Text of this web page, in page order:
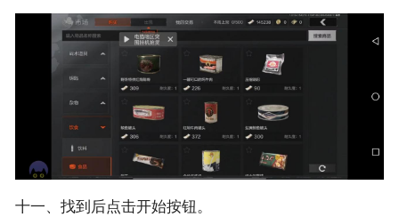
十一、找到后点击开始按钮。